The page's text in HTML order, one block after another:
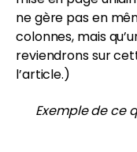
ne gère pas en
colonnes, mais
reviendrons sur
l’article.)
Exemple de ce